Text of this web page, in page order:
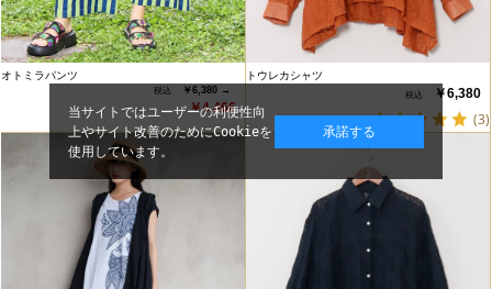
オトミラパンツ
￥6,380 →
￥4,466
トウレカシャツ
￥6,380
(3)
当サイトではユーザーの利便性向
上やサイト改善のためにCookieを
使用しています。
承諾する